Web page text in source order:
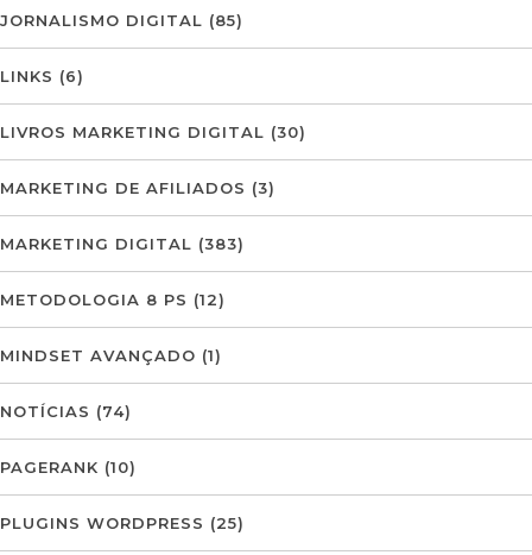
JORNALISMO DIGITAL (85)
LINKS (6)
LIVROS MARKETING DIGITAL (30)
MARKETING DE AFILIADOS (3)
MARKETING DIGITAL (383)
METODOLOGIA 8 PS (12)
MINDSET AVANÇADO (1)
NOTÍCIAS (74)
PAGERANK (10)
PLUGINS WORDPRESS (25)